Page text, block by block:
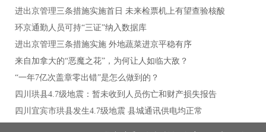
进出京管理三条措施实施首日 未来检票机上有望查验核酸
环京通勤人员可持“三证”纳入数据库
进出京管理三条措施实施 外地蔬菜进京平稳有序
来自加拿大的“恶魔之花”，为何让人如临大敌？
“一年7亿次盖章零出错”是怎么做到的？
四川珙县4.7级地震：暂未收到人员伤亡和财产损失报告
四川宜宾市珙县发生4.7级地震 县城通讯供电均正常